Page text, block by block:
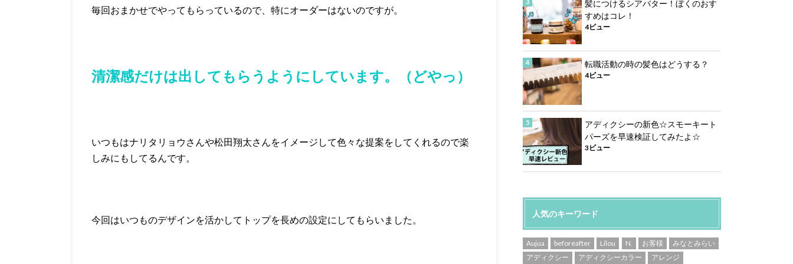
毎回おまかせでやってもらっているので、特にオーダーはないのですが。
清潔感だけは出してもらうようにしています。（どやっ）
いつもはナリタリョウさんや松田翔太さんをイメージして色々な提案をしてくれるので楽
しみにもしてるんです。
今回はいつものデザインを活かしてトップを長めの設定にしてもらいました。
髪につけるシアバター！ぼくのおす
すめはコレ！
4ビュー
転職活動の時の髪色はどうする？
4ビュー
アディクシーの新色☆スモーキート
パーズを早速検証してみたよ☆
3ビュー
人気のキーワード
Aujua beforeafter Lilou N. お客様
みなとみらい
アディクシー
アディクシーカラー アレンジ